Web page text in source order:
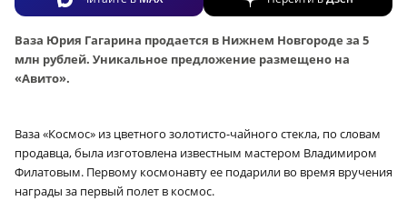
Ваза Юрия Гагарина продается в Нижнем Новгороде за 5
млн рублей. Уникальное предложение размещено на
«Авито».
Ваза «Космос» из цветного золотисто-чайного стекла, по словам
продавца, была изготовлена известным мастером Владимиром
Филатовым. Первому космонавту ее подарили во время вручения
награды за первый полет в космос.